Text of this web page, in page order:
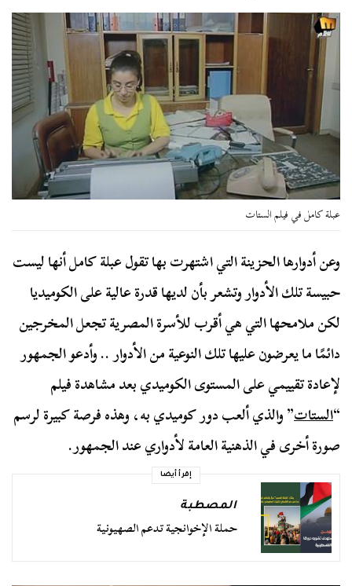
عبلة كامل في فيلم الستات
وعن أدوارها الحزينة التي اشتهرت بها تقول عبلة كامل أنها ليست
حبيسة تلك الأدوار وتشعر بأن لديها قدرة عالية على الكوميديا
لكن ملامحها التي هي أقرب للأسرة المصرية تجعل المخرجين
دائمًا ما يعرضون عليها تلك النوعية من الأدوار .. وأدعو الجمهور
لإعادة تقييمي على المستوى الكوميدي بعد مشاهدة فيلم
“الستات” والذي ألعب دور كوميدي به، وهذه فرصة كبيرة لرسم
صورة أخرى في الذهنية العامة لأدواري عند الجمهور.
إقرأ أيضا
المصطبة
حملة الإخوانجية تدعم الصهيونية